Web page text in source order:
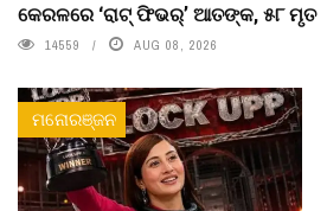
କେରଳରେ ‘ରାଟ୍ ଫିଭର୍’ ଆତଙ୍କ, ୫୮ ମୃତ
14559 AUG 08, 2026
ମନୋରଞ୍ଜନ